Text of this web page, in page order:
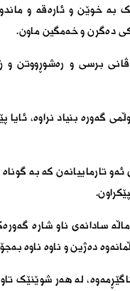
بە خوێن و ئارەقە و
دەگرن و خەمگین ماون.
برسی و رەشوڕووتن
گەورە بنیاد نراوە،
تارماییانەن کە بە گوناه
سادانەی ناو شارە
دەژین و ناوە ناوە
لە هەر شوێنێک